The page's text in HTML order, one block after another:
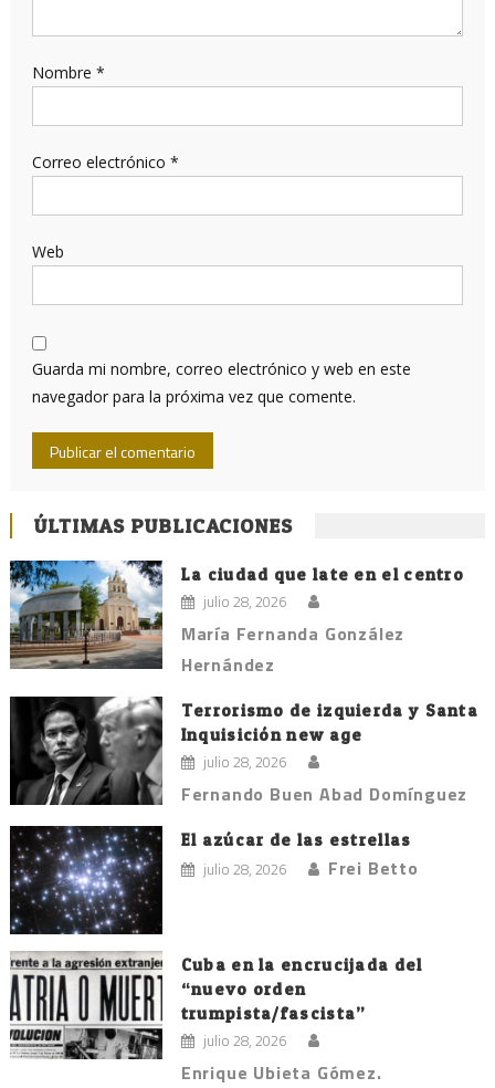
Nombre *
Correo electrónico *
Web
Guarda mi nombre, correo electrónico y web en este
navegador para la próxima vez que comente.
ÚLTIMAS PUBLICACIONES
La ciudad que late en el centro
julio 28, 2026
María Fernanda González
Hernández
Terrorismo de izquierda y Santa
Inquisición new age
julio 28, 2026
Fernando Buen Abad Domínguez
El azúcar de las estrellas
julio 28, 2026 Frei Betto
Cuba en la encrucijada del
“nuevo orden
trumpista/fascista”
julio 28, 2026
Enrique Ubieta Gómez.